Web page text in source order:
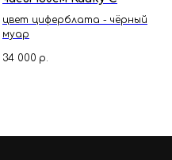
цвет циферблата - чёрный
муар
34 000 р.